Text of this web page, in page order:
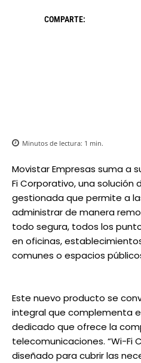
COMPARTE:
Minutos de lectura: 1 min.
Movistar Empresas suma a
Fi Corporativo, una solución
gestionada que permite a
administrar de manera
todo segura, todos los
en oficinas,
comunes o espacios
Este nuevo producto se
integral que complementa
dedicado que ofrece la
telecomunicaciones. “Wi-Fi
diseñado para cubrir las